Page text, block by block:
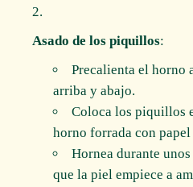
Asado de los piquillos:
Precalienta el horno
arriba y abajo.
Coloca los piquillos
horno forrada con papel
Hornea durante
que la piel empiece a